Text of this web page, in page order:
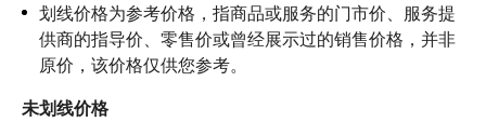
4.因本产品内可能包含多个旅游项目，请您在预订本产品之前与客
服工作人员沟通了解本产品内各项目的准入年龄、准入身高及准入
体重等准入要求，否则预订失败或预订后无法成行的后果由您自行
5.请您在参与项目期间全程穿戴好安全护具，避免发生意外事件；
划线价格为参考价格，指商品或服务的门市价、服务提
供商的指导价、零售价或曾经展示过的销售价格，并非
原价，该价格仅供您参考。
未划线价格